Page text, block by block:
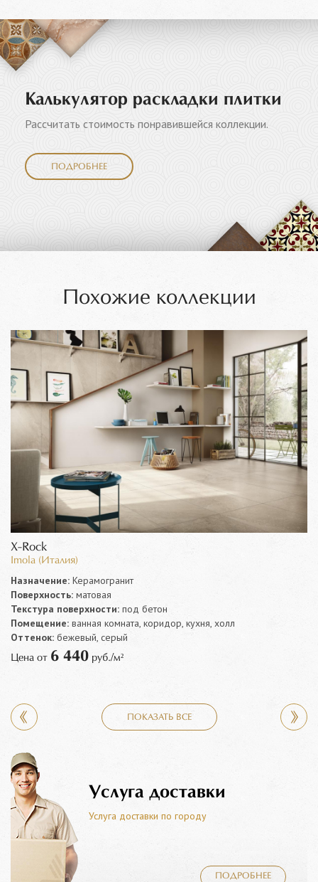
Калькулятор раскладки плитки
Рассчитать стоимость понравившейся коллекции.
ПОДРОБНЕЕ
Похожие коллекции
X-Rock
Imola (Италия)
Назначение: Керамогранит
Поверхность: матовая
Текстура поверхности: под бетон
Помещение: ванная комната, коридор, кухня, холл
Оттенок: бежевый, серый
Цена от 6 440 руб./м²
ПОКАЗАТЬ ВСЕ
Услуга доставки
Услуга доставки по городу
ПОДРОБНЕЕ